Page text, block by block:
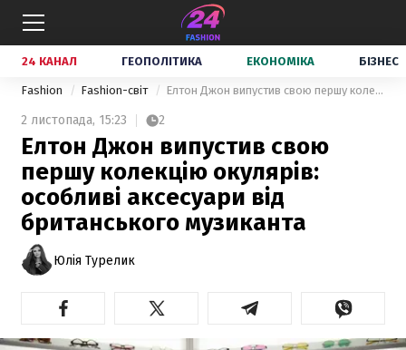
24 КАНАЛ ГЕОПОЛІТИКА ЕКОНОМІКА БІЗНЕС
Fashion Fashion-світ Елтон Джон випустив свою першу колекцію окулярів: особливі аксесуари від британського музиканта
2 листопада, 15:23 2
Елтон Джон випустив свою
першу колекцію окулярів:
особливі аксесуари від
британського музиканта
Юлія Турелик